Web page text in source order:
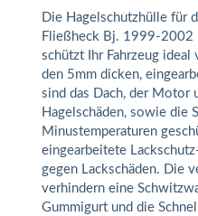
Die Hagelschutzhülle für
Fließheck Bj. 1999-2002
schützt Ihr Fahrzeug ideal
den 5mm dicken,
sind das Dach, der Motor
Hagelschäden, sowie die
Minustemperaturen
eingearbeitete
gegen Lackschäden. Die
verhindern eine
Gummigurt und die